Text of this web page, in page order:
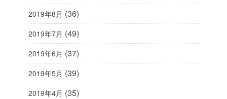
2019年8月 (36)
2019年7月 (49)
2019年6月 (37)
2019年5月 (39)
2019年4月 (35)